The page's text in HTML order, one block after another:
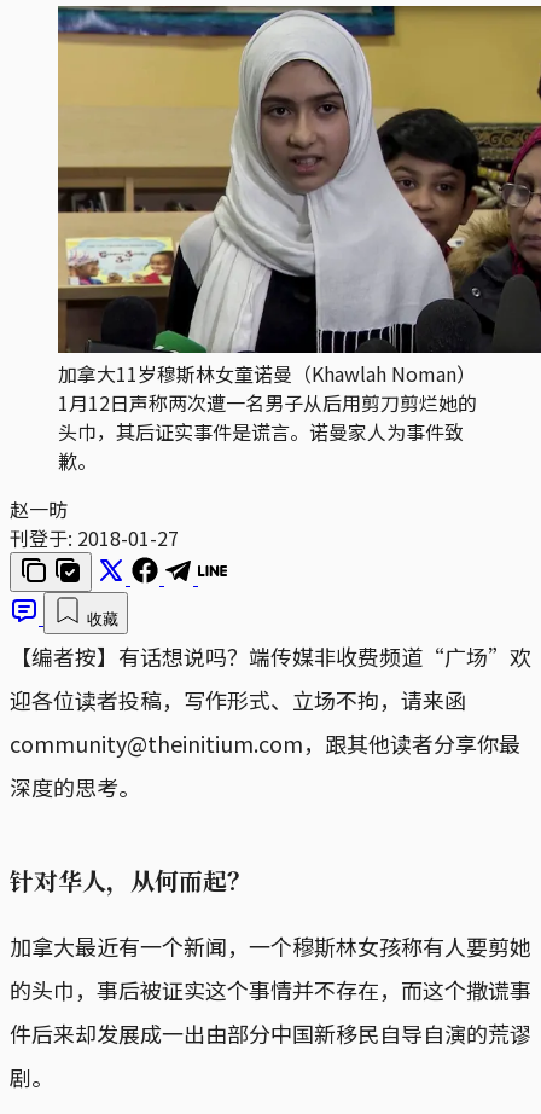
加拿大11岁穆斯林女童诺曼（Khawlah Noman）
1月12日声称两次遭一名男子从后用剪刀剪烂她的
头巾，其后证实事件是谎言。诺曼家人为事件致
歉。
赵一昉
刊登于: 2018-01-27
收藏
【编者按】有话想说吗？端传媒非收费频道“广场”欢
迎各位读者投稿，写作形式、立场不拘，请来函
community@theinitium.com，跟其他读者分享你最
深度的思考。
针对华人，从何而起？
加拿大最近有一个新闻，一个穆斯林女孩称有人要剪她
的头巾，事后被证实这个事情并不存在，而这个撒谎事
件后来却发展成一出由部分中国新移民自导自演的荒谬
剧。